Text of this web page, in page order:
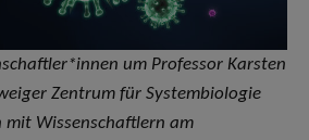
um Professor Karsten
Zentrum für Systembiologie
mit Wissenschaftlern am